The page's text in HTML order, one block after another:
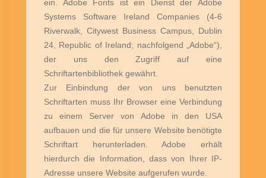
ein. Adobe Fonts ist ein Dienst der Adobe
Systems Software Ireland Companies (4-6
Riverwalk, Citywest Business Campus, Dublin
24, Republic of Ireland; nachfolgend „Adobe“),
der uns den Zugriff auf eine
Schriftartenbibliothek gewährt.
Zur Einbindung der von uns benutzten
Schriftarten muss Ihr Browser eine Verbindung
zu einem Server von Adobe in den USA
aufbauen und die für unsere Website benötigte
Schriftart herunterladen. Adobe erhält
hierdurch die Information, dass von Ihrer IP-
Adresse unsere Website aufgerufen wurde.